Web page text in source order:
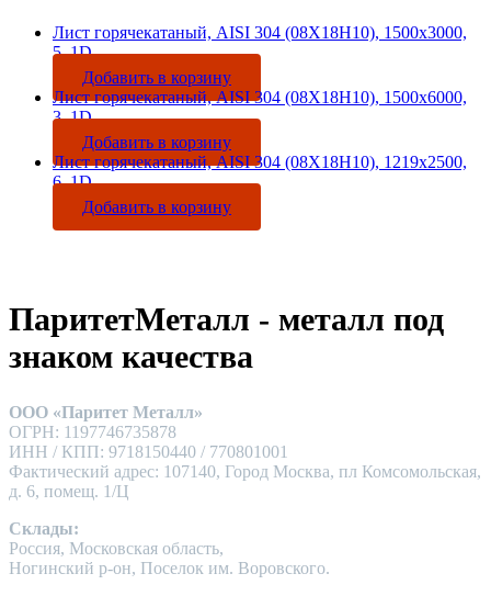
Лист горячекатаный, AISI 304 (08Х18Н10), 1500х3000,
5, 1D
Добавить в корзину
Лист горячекатаный, AISI 304 (08Х18Н10), 1500х6000,
3, 1D
Добавить в корзину
Лист горячекатаный, AISI 304 (08Х18Н10), 1219х2500,
6, 1D
Добавить в корзину
ПаритетМеталл - металл под
знаком качества
ООО «Паритет Металл»
ОГРН: 1197746735878
ИНН / КПП: 9718150440 / 770801001
Фактический адрес: 107140, Город Москва, пл Комсомольская,
д. 6, помещ. 1/Ц
Склады:
Россия, Московская область,
Ногинский р-он, Поселок им. Воровского.